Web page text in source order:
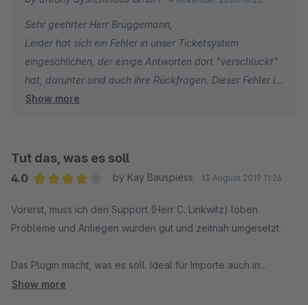
antony-it
Sehr geehrter Herr Brüggemann,
Leider hat sich ein Fehler in unser Ticketsystem
eingeschlichen, der einige Antworten dort "verschluckt"
hat, darunter sind auch ihre Rückfragen. Dieser Fehler ist
mittlerweile behoben, sodass unser Ticketsystem wieder
Entschuldigen Sie bitte, dass wir Ihnen mit ihrem
Problem nicht helfen konnten. Das entspricht nicht dem
dass Sie sich ihre Fragen bereits beantworten konnten.
uns gerne wieder unter shopware@antony-it.de oder per
02871 241120 .
Show more
Tut das, was es soll
4.0
by Kay Bauspiess 13 August 2019 11:26
Vorerst, muss ich den Support (Herr C. Linkwitz) loben.
Probleme und Anliegen wurden gut und zeitnah umgesetzt.
Das Plugin macht, was es soll. Ideal für Importe auch in
größeren Datenmengen. Bestellexporte nach Anforderungen
Show more